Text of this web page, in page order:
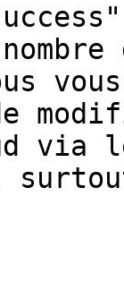
vous
via